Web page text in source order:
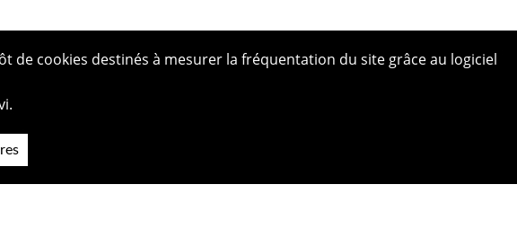
cookies destinés à mesurer la fréquentation du site grâce au logiciel